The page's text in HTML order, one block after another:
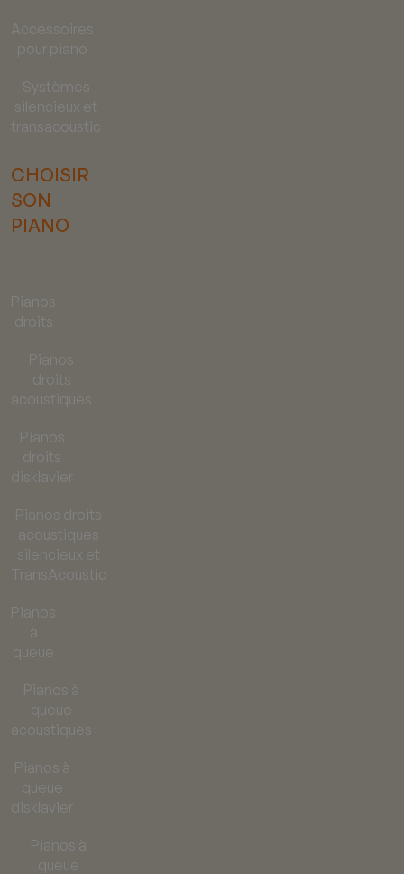
Accessoires
pour piano
Systèmes
silencieux et
transacoustic
CHOISIR
SON
PIANO
Pianos
droits
Pianos
droits
acoustiques
Pianos
droits
disklavier
Pianos droits
acoustiques
silencieux et
TransAcoustic
Pianos
à
queue
Pianos à
queue
acoustiques
Pianos à
queue
disklavier
Pianos à
queue